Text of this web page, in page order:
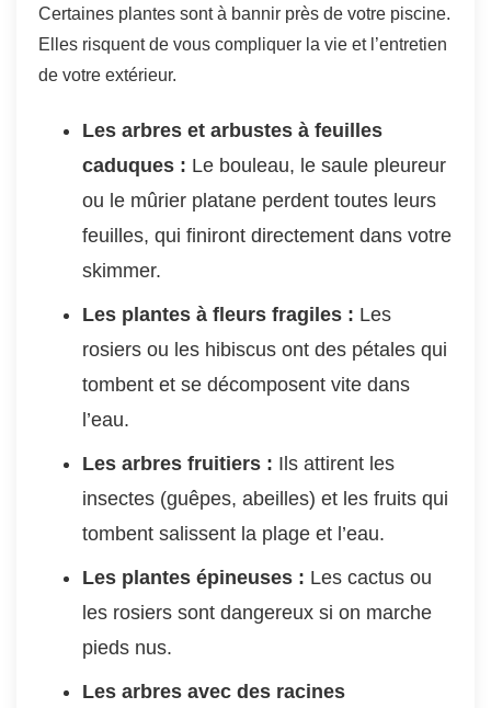
Certaines plantes sont à bannir près de votre piscine.
Elles risquent de vous compliquer la vie et l’entretien
de votre extérieur.
Les arbres et arbustes à feuilles
caduques : Le bouleau, le saule pleureur
ou le mûrier platane perdent toutes leurs
feuilles, qui finiront directement dans votre
skimmer.
Les plantes à fleurs fragiles : Les
rosiers ou les hibiscus ont des pétales qui
tombent et se décomposent vite dans
l’eau.
Les arbres fruitiers : Ils attirent les
insectes (guêpes, abeilles) et les fruits qui
tombent salissent la plage et l’eau.
Les plantes épineuses : Les cactus ou
les rosiers sont dangereux si on marche
pieds nus.
Les arbres avec des racines